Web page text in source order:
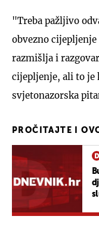
"Treba pažljivo
obvezno
razmišlja i
cijepljenje, ali to je
svjetonazorska
PROČITAJTE I